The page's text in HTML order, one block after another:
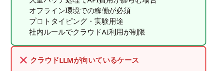
オフライン環境での稼働が必須
プロトタイピング・実験用途
社内ルールでクラウドAI利用が制限
クラウドLLMが向いているケース